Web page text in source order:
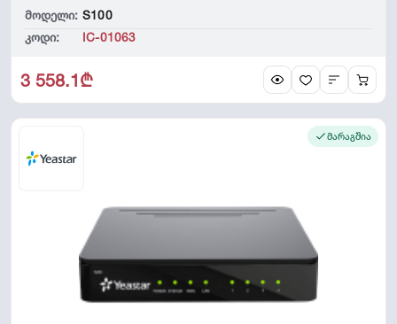
მოდელი: S100
კოდი:
IC-01063
3 558.1₾
მარაგშია